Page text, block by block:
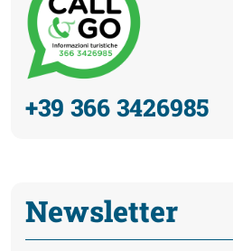
+39 366 3426985
Newsletter